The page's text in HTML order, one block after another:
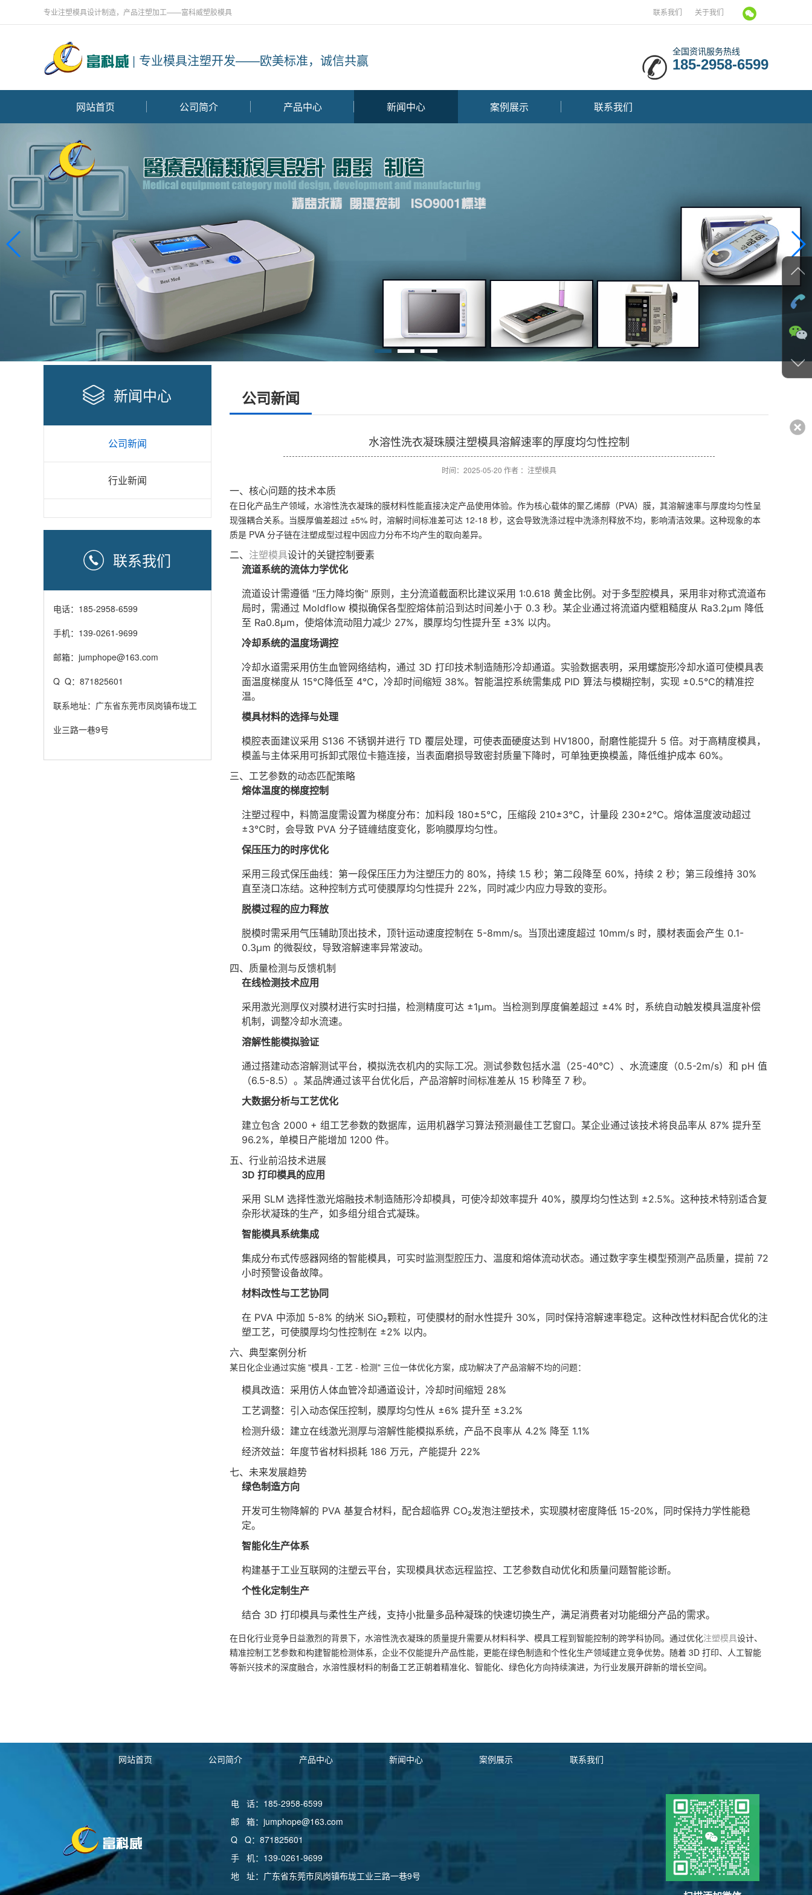
专业注塑模具设计制造，产品注塑加工——富科威塑胶模具 联系我们 关于我们
| 专业模具注塑开发——欧美标准，诚信共赢
全国资讯服务热线
185-2958-6599
网站首页 公司简介 产品中心 新闻中心 案例展示 联系我们
新闻中心
公司新闻
行业新闻
联系我们
电话：185-2958-6599
手机：139-0261-9699
邮箱：jumphope@163.com
Q Q：871825601
联系地址：广东省东莞市凤岗镇布垅工
业三路一巷9号
公司新闻
水溶性洗衣凝珠膜注塑模具溶解速率的厚度均匀性控制
时间：2025-05-20 作者 ：注塑模具
一、核心问题的技术本质
在日化产品生产领域，水溶性洗衣凝珠的膜材料性能直接决定产品使用体验。作为核心载体的聚乙烯醇（PVA）膜，其溶解速率与厚度均匀性呈
现强耦合关系。当膜厚偏差超过 ±5% 时，溶解时间标准差可达 12-18 秒，这会导致洗涤过程中洗涤剂释放不均，影响清洁效果。这种现象的本
质是 PVA 分子链在注塑成型过程中因应力分布不均产生的取向差异。
二、 注塑模具设计的关键控制要素
流道系统的流体力学优化
流道设计需遵循 "压力降均衡" 原则，主分流道截面积比建议采用 1:0.618 黄金比例。对于多型腔模具，采用非对称式流道布
局时，需通过 Moldflow 模拟确保各型腔熔体前沿到达时间差小于 0.3 秒。某企业通过将流道内壁粗糙度从 Ra3.2μm 降低
至 Ra0.8μm，使熔体流动阻力减少 27%，膜厚均匀性提升至 ±3% 以内。
冷却系统的温度场调控
冷却水道需采用仿生血管网络结构，通过 3D 打印技术制造随形冷却通道。实验数据表明，采用螺旋形冷却水道可使模具表
面温度梯度从 15℃降低至 4℃，冷却时间缩短 38%。智能温控系统需集成 PID 算法与模糊控制，实现 ±0.5℃的精准控
温。
模具材料的选择与处理
模腔表面建议采用 S136 不锈钢并进行 TD 覆层处理，可使表面硬度达到 HV1800，耐磨性能提升 5 倍。对于高精度模具，
模盖与主体采用可拆卸式限位卡箍连接，当表面磨损导致密封质量下降时，可单独更换模盖，降低维护成本 60%。
三、工艺参数的动态匹配策略
熔体温度的梯度控制
注塑过程中，料筒温度需设置为梯度分布：加料段 180±5℃，压缩段 210±3℃，计量段 230±2℃。熔体温度波动超过
±3℃时，会导致 PVA 分子链缠结度变化，影响膜厚均匀性。
保压压力的时序优化
采用三段式保压曲线：第一段保压压力为注塑压力的 80%，持续 1.5 秒；第二段降至 60%，持续 2 秒；第三段维持 30%
直至浇口冻结。这种控制方式可使膜厚均匀性提升 22%，同时减少内应力导致的变形。
脱模过程的应力释放
脱模时需采用气压辅助顶出技术，顶针运动速度控制在 5-8mm/s。当顶出速度超过 10mm/s 时，膜材表面会产生 0.1-
0.3μm 的微裂纹，导致溶解速率异常波动。
四、质量检测与反馈机制
在线检测技术应用
采用激光测厚仪对膜材进行实时扫描，检测精度可达 ±1μm。当检测到厚度偏差超过 ±4% 时，系统自动触发模具温度补偿
机制，调整冷却水流速。
溶解性能模拟验证
通过搭建动态溶解测试平台，模拟洗衣机内的实际工况。测试参数包括水温（25-40℃）、水流速度（0.5-2m/s）和 pH 值
（6.5-8.5）。某品牌通过该平台优化后，产品溶解时间标准差从 15 秒降至 7 秒。
大数据分析与工艺优化
建立包含 2000 + 组工艺参数的数据库，运用机器学习算法预测最佳工艺窗口。某企业通过该技术将良品率从 87% 提升至
96.2%，单模日产能增加 1200 件。
五、行业前沿技术进展
3D 打印模具的应用
采用 SLM 选择性激光熔融技术制造随形冷却模具，可使冷却效率提升 40%，膜厚均匀性达到 ±2.5%。这种技术特别适合复
杂形状凝珠的生产，如多组分组合式凝珠。
智能模具系统集成
集成分布式传感器网络的智能模具，可实时监测型腔压力、温度和熔体流动状态。通过数字孪生模型预测产品质量，提前 72
小时预警设备故障。
材料改性与工艺协同
在 PVA 中添加 5-8% 的纳米 SiO₂颗粒，可使膜材的耐水性提升 30%，同时保持溶解速率稳定。这种改性材料配合优化的注
塑工艺，可使膜厚均匀性控制在 ±2% 以内。
六、典型案例分析
某日化企业通过实施 "模具 - 工艺 - 检测" 三位一体优化方案，成功解决了产品溶解不均的问题：
模具改造：采用仿人体血管冷却通道设计，冷却时间缩短 28%
工艺调整：引入动态保压控制，膜厚均匀性从 ±6% 提升至 ±3.2%
检测升级：建立在线激光测厚与溶解性能模拟系统，产品不良率从 4.2% 降至 1.1%
经济效益：年度节省材料损耗 186 万元，产能提升 22%
七、未来发展趋势
绿色制造方向
开发可生物降解的 PVA 基复合材料，配合超临界 CO₂发泡注塑技术，实现膜材密度降低 15-20%，同时保持力学性能稳
定。
智能化生产体系
构建基于工业互联网的注塑云平台，实现模具状态远程监控、工艺参数自动优化和质量问题智能诊断。
个性化定制生产
结合 3D 打印模具与柔性生产线，支持小批量多品种凝珠的快速切换生产，满足消费者对功能细分产品的需求。
在日化行业竞争日益激烈的背景下，水溶性洗衣凝珠的质量提升需要从材料科学、模具工程到智能控制的跨学科协同。通过优化注塑模具设计、
精准控制工艺参数和构建智能检测体系，企业不仅能提升产品性能，更能在绿色制造和个性化生产领域建立竞争优势。随着 3D 打印、人工智能
等新兴技术的深度融合，水溶性膜材料的制备工艺正朝着精准化、智能化、绿色化方向持续演进，为行业发展开辟新的增长空间。
网站首页 公司简介 产品中心 新闻中心 案例展示 联系我们
电 话：185-2958-6599
邮 箱：jumphope@163.com
Q Q：871825601
手 机：139-0261-9699
地 址：广东省东莞市凤岗镇布垅工业三路一巷9号